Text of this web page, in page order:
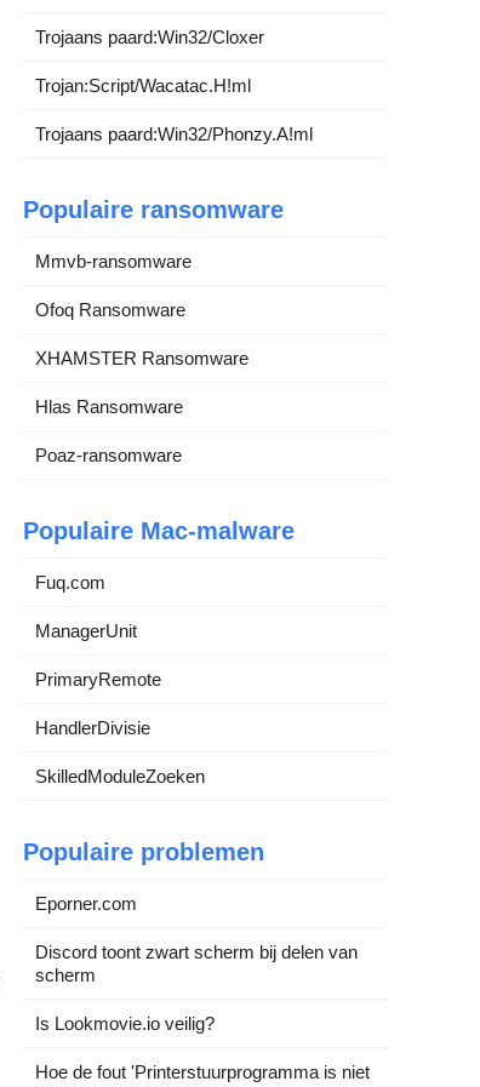
Trojaans paard:Win32/Cloxer
Trojan:Script/Wacatac.H!ml
Trojaans paard:Win32/Phonzy.A!ml
Populaire ransomware
Mmvb-ransomware
Ofoq Ransomware
XHAMSTER Ransomware
Hlas Ransomware
Poaz-ransomware
Populaire Mac-malware
Fuq.com
ManagerUnit
PrimaryRemote
HandlerDivisie
SkilledModuleZoeken
Populaire problemen
Eporner.com
Discord toont zwart scherm bij delen van
scherm
Is Lookmovie.io veilig?
Hoe de fout 'Printerstuurprogramma is niet